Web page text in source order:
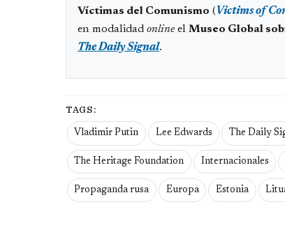
Víctimas del Comunismo ( Victims of
en modalidad online el Museo Global
The Daily Signal.
TAGS:
Vladimir Putin Lee Edwards The Daily
The Heritage Foundation Internacionales
Propaganda rusa Europa Estonia